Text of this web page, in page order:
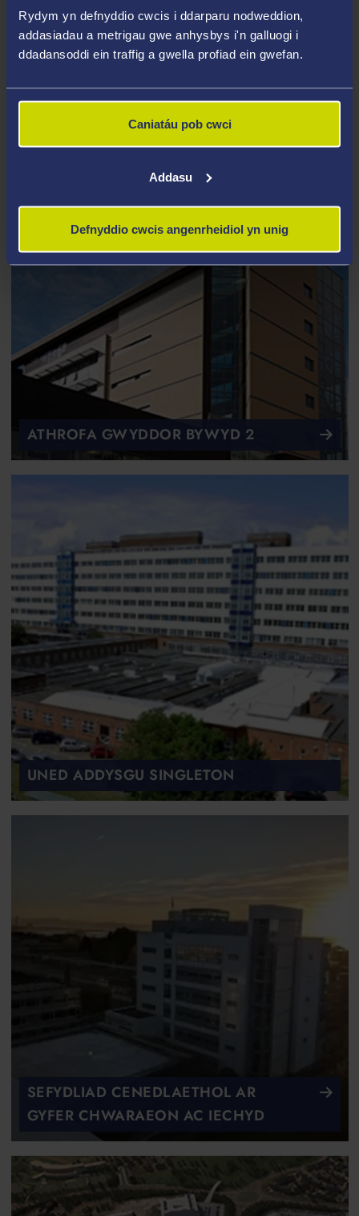
Rydym yn defnyddio cwcis i ddarparu nodweddion,
addasiadau a metrigau gwe anhysbys i'n galluogi i
ddadansoddi ein traffig a gwella profiad ein gwefan.
Caniatáu pob cwci
Addasu
Defnyddio cwcis angenrheidiol yn unig
ATHROFA GWYDDOR BYWYD 1
ATHROFA GWYDDOR BYWYD 2
UNED ADDYSGU SINGLETON
SEFYDLIAD CENEDLAETHOL AR
GYFER CHWARAEON AC IECHYD